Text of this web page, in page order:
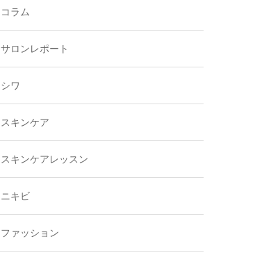
コラム
サロンレポート
シワ
スキンケア
スキンケアレッスン
ニキビ
ファッション